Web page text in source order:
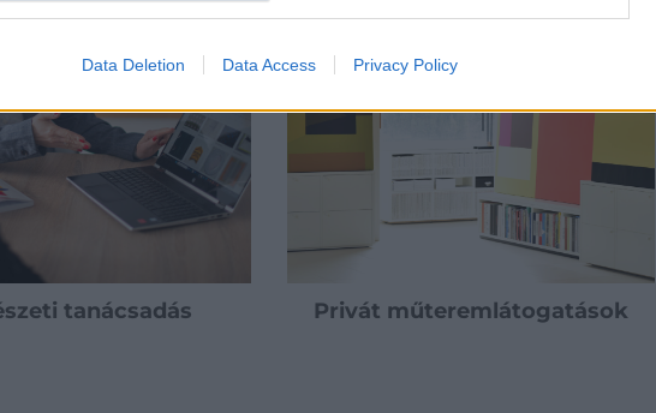
Data Deletion Data Access Privacy Policy
tanácsadás Privát műteremlátogatások